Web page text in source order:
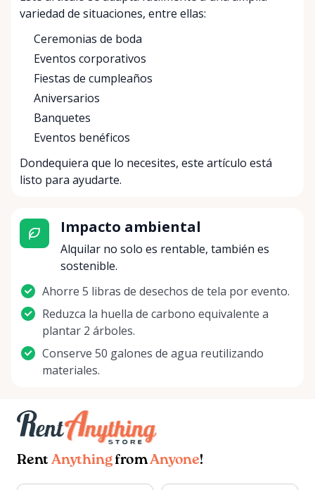
variedad de situaciones, entre ellas:
Ceremonias de boda
Eventos corporativos
Fiestas de cumpleaños
Aniversarios
Banquetes
Eventos benéficos
Dondequiera que lo necesites, este artículo está
listo para ayudarte.
Impacto ambiental
Alquilar no solo es rentable, también es
sostenible.
Ahorre 5 libras de desechos de tela por evento.
Reduzca la huella de carbono equivalente a
plantar 2 árboles.
Conserve 50 galones de agua reutilizando
materiales.
Rent AnythingfromAnyone!